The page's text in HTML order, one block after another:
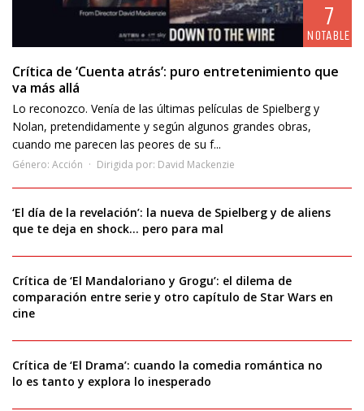
7
NOTABLE
Crítica de ‘Cuenta atrás’: puro entretenimiento que
va más allá
Lo reconozco. Venía de las últimas películas de Spielberg y
Nolan, pretendidamente y según algunos grandes obras,
cuando me parecen las peores de su f...
Género: Acción Dirigida por: David Mackenzie
‘El día de la revelación’: la nueva de Spielberg y de aliens
que te deja en shock… pero para mal
Crítica de ‘El Mandaloriano y Grogu’: el dilema de
comparación entre serie y otro capítulo de Star Wars en
cine
Crítica de ‘El Drama’: cuando la comedia romántica no
lo es tanto y explora lo inesperado